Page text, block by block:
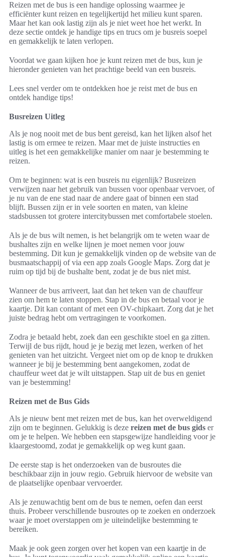
Reizen met de bus is een handige oplossing waarmee je
efficiënter kunt reizen en tegelijkertijd het milieu kunt sparen.
Maar het kan ook lastig zijn als je niet weet hoe het werkt. In
deze sectie ontdek je handige tips en trucs om je busreis soepel
en gemakkelijk te laten verlopen.
Voordat we gaan kijken hoe je kunt reizen met de bus, kun je
hieronder genieten van het prachtige beeld van een busreis.
Lees snel verder om te ontdekken hoe je reist met de bus en
ontdek handige tips!
Busreizen Uitleg
Als je nog nooit met de bus bent gereisd, kan het lijken alsof het
lastig is om ermee te reizen. Maar met de juiste instructies en
uitleg is het een gemakkelijke manier om naar je bestemming te
reizen.
Om te beginnen: wat is een busreis nu eigenlijk? Busreizen
verwijzen naar het gebruik van bussen voor openbaar vervoer, of
je nu van de ene stad naar de andere gaat of binnen een stad
blijft. Bussen zijn er in vele soorten en maten, van kleine
stadsbussen tot grotere intercitybussen met comfortabele stoelen.
Als je de bus wilt nemen, is het belangrijk om te weten waar de
bushaltes zijn en welke lijnen je moet nemen voor jouw
bestemming. Dit kun je gemakkelijk vinden op de website van de
busmaatschappij of via een app zoals Google Maps. Zorg dat je
ruim op tijd bij de bushalte bent, zodat je de bus niet mist.
Wanneer de bus arriveert, laat dan het teken van de chauffeur
zien om hem te laten stoppen. Stap in de bus en betaal voor je
kaartje. Dit kan contant of met een OV-chipkaart. Zorg dat je het
juiste bedrag hebt om vertragingen te voorkomen.
Zodra je betaald hebt, zoek dan een geschikte stoel en ga zitten.
Terwijl de bus rijdt, houd je je bezig met lezen, werken of het
genieten van het uitzicht. Vergeet niet om op de knop te drukken
wanneer je bij je bestemming bent aangekomen, zodat de
chauffeur weet dat je wilt uitstappen. Stap uit de bus en geniet
van je bestemming!
Reizen met de Bus Gids
Als je nieuw bent met reizen met de bus, kan het overweldigend
zijn om te beginnen. Gelukkig is deze reizen met de bus gids er
om je te helpen. We hebben een stapsgewijze handleiding voor je
klaargestoomd, zodat je gemakkelijk op weg kunt gaan.
De eerste stap is het onderzoeken van de busroutes die
beschikbaar zijn in jouw regio. Gebruik hiervoor de website van
de plaatselijke openbaar vervoerder.
Als je zenuwachtig bent om de bus te nemen, oefen dan eerst
thuis. Probeer verschillende busroutes op te zoeken en onderzoek
waar je moet overstappen om je uiteindelijke bestemming te
bereiken.
Maak je ook geen zorgen over het kopen van een kaartje in de